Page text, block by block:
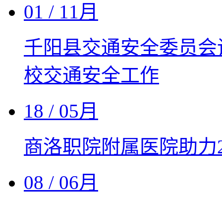
01 / 11月
千阳县交通安全委员
校交通安全工作
18 / 05月
商洛职院附属医院助
08 / 06月